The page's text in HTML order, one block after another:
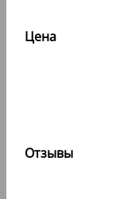
Цена
Отзывы